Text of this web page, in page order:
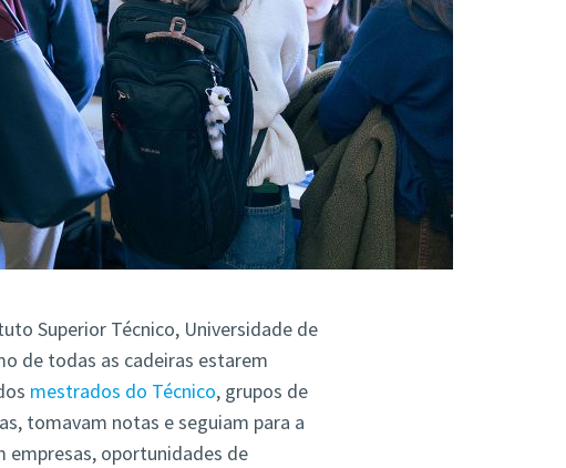
Superior Técnico, Universidade de
de todas as cadeiras estarem
mestrados do Técnico, grupos de
tomavam notas e seguiam para a
empresas, oportunidades de